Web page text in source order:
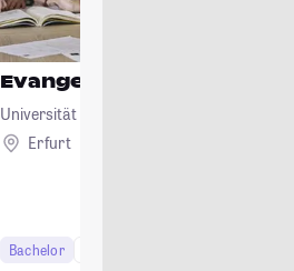
Evangelische Religion
Universität Erfurt
Erfurt
Bachelor